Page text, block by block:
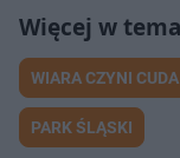
WIARA CZYNI CUDA
PARK ŚLĄSKI